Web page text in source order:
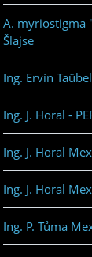
A. myriostigma
Šlajse
Ing. Ervín
Ing. J. Horal -
Ing. J. Horal
Ing. J. Horal
Ing. P. Tůma